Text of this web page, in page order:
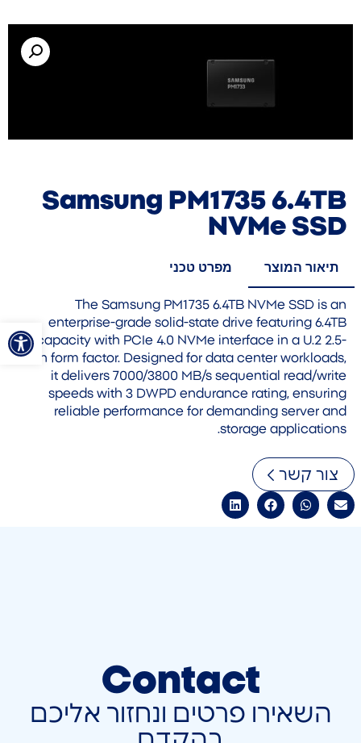
פתח
Samsung PM1735 6.4TB
NVMe SSD
תיאור המוצר מפרט טכני
The Samsung PM1735 6.4TB NVMe SSD is an
enterprise-grade solid-state drive featuring 6.4TB
capacity with PCIe 4.0 NVMe interface in a U.2 2.5-
inch form factor. Designed for data center workloads,
it delivers 7000/3800 MB/s sequential read/write
speeds with 3 DWPD endurance rating, ensuring
reliable performance for demanding server and
storage applications.
צור קשר
Contact
השאירו פרטים ונחזור אליכם